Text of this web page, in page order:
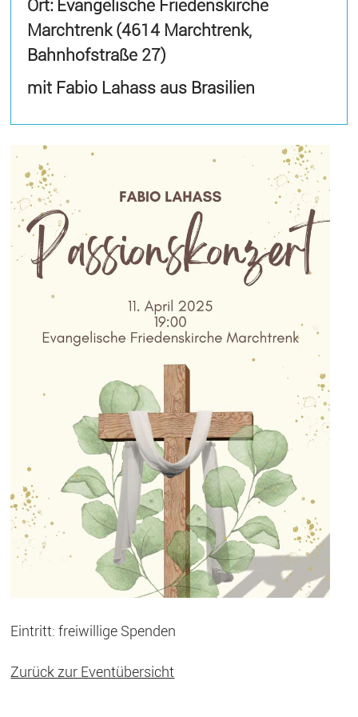
Ort: Evangelische Friedenskirche
Marchtrenk (4614 Marchtrenk,
Bahnhofstraße 27)
mit Fabio Lahass aus Brasilien
Eintritt: freiwillige Spenden
Zurück zur Eventübersicht